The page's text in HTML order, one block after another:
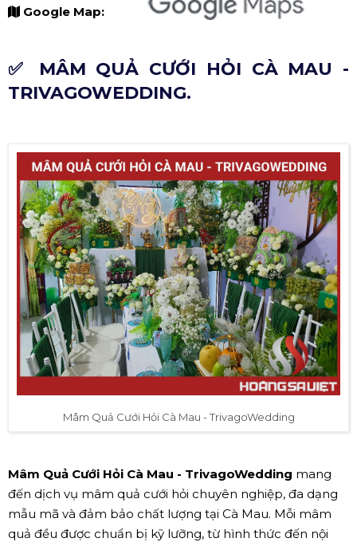
Google Map:
✅ MÂM QUẢ CƯỚI HỎI CÀ MAU -
TRIVAGOWEDDING.
Mâm Quả Cưới Hỏi Cà Mau - TrivagoWedding
Mâm Quả Cưới Hỏi Cà Mau - TrivagoWedding mang
đến dịch vụ mâm quả cưới hỏi chuyên nghiệp, đa dạng
mẫu mã và đảm bảo chất lượng tại Cà Mau. Mỗi mâm
quả đều được chuẩn bị kỹ lưỡng, từ hình thức đến nội